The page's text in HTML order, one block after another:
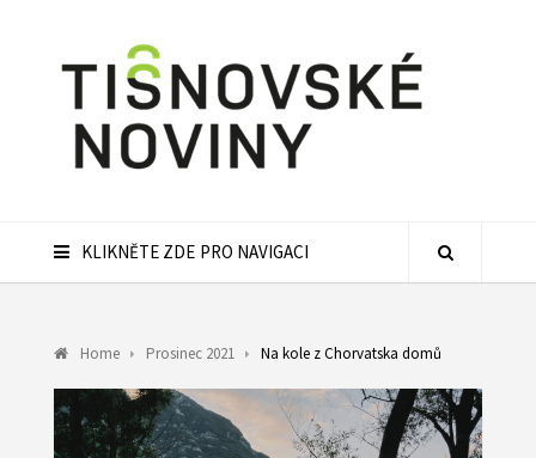
KLIKNĚTE ZDE PRO NAVIGACI
Home Prosinec 2021 Na kole z Chorvatska domů